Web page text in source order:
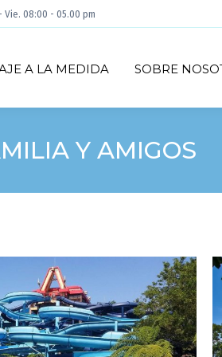
Vie. 08:00 - 05.00 pm
A LA MEDIDA SOBRE
Y AMIGOS